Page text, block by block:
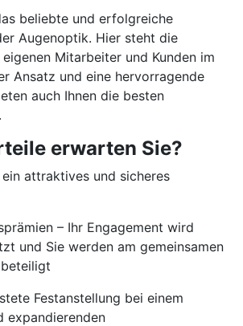
beliebte und erfolgreiche
Augenoptik. Hier steht die
Mitarbeiter und Kunden im
Ansatz und eine hervorragende
auch Ihnen die besten
erwarten Sie?
attraktives und sicheres
– Ihr Engagement wird
und Sie werden am gemeinsamen
Festanstellung bei einem
expandierenden